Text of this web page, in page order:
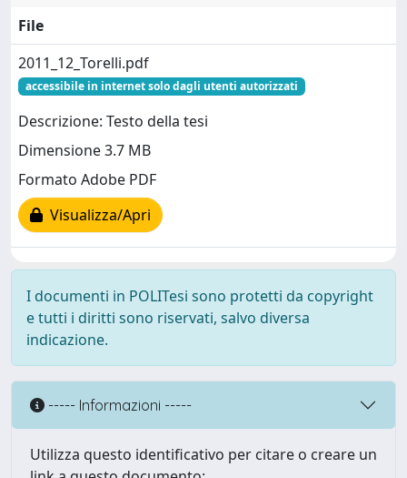
File
2011_12_Torelli.pdf
accessibile in internet solo dagli utenti autorizzati
Descrizione: Testo della tesi
Dimensione 3.7 MB
Formato Adobe PDF
Visualizza/Apri
I documenti in POLITesi sono protetti da copyright
e tutti i diritti sono riservati, salvo diversa
indicazione.
----- Informazioni -----
Utilizza questo identificativo per citare o creare un